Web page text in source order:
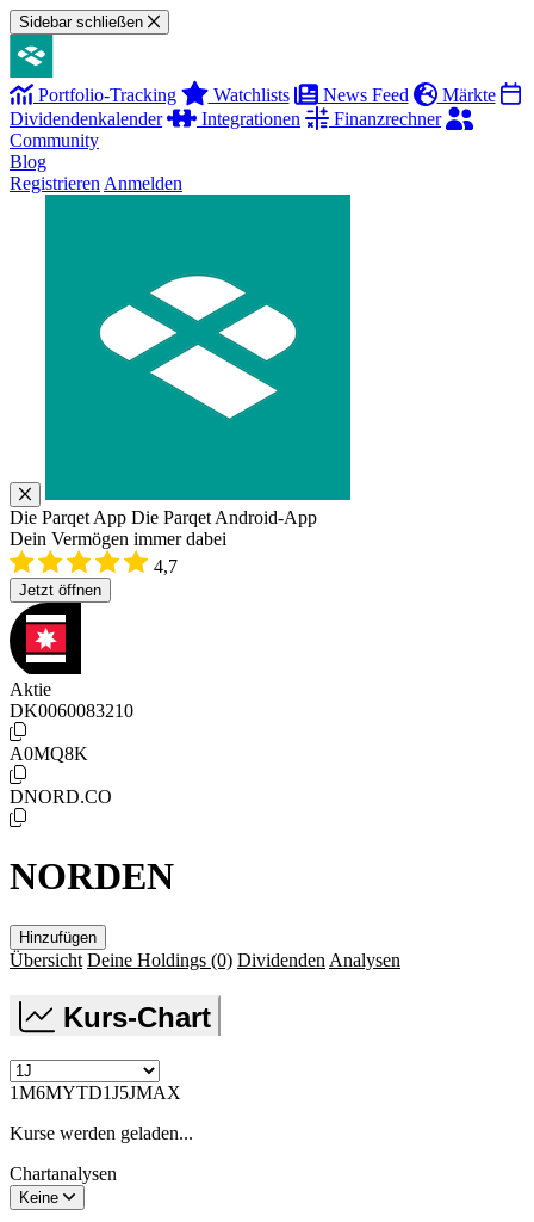
Sidebar schließen
Portfolio-Tracking Watchlists News Feed
Märkte
Dividendenkalender
Integrationen
Finanzrechner
Community
Blog
Registrieren Anmelden
Die Parqet App Die Parqet Android-App
Dein Vermögen immer dabei
4,7
Jetzt öffnen
Aktie
DK0060083210
A0MQ8K
DNORD.CO
NORDEN
Hinzufügen
Übersicht Deine Holdings (0) Dividenden Analysen
Kurs-Chart
1M6MYTD1J5JMAX
Kurse werden geladen...
Chartanalysen
Keine